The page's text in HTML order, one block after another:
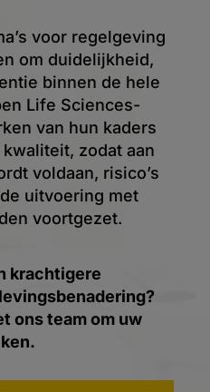
voor regelgeving
om duidelijkheid,
binnen de hele
Life Sciences-
van hun kaders
zodat aan
voldaan, risico’s
uitvoering met
voortgezet.
krachtigere
ons team om uw